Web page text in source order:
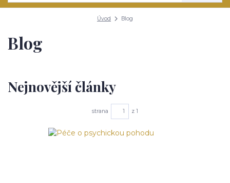
Úvod Blog
Blog
Nejnovější články
strana z 1